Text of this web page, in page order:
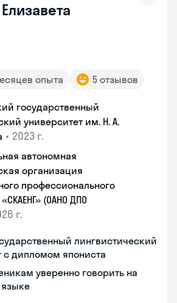
Елизавета
опыта 5 отзывов
государственный
университет им. Н. А.
• 2023 г.
автономная
организация
профессионального
(ОАНО ДПО
г.
лингвистический
с дипломом япониста
уверенно говорить на